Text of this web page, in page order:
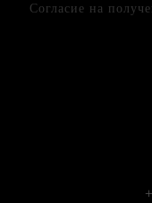
Согласие на